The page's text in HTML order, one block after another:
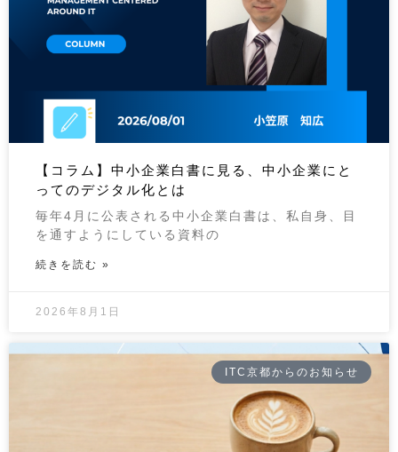
【コラム】中小企業白書に見る、中小企業にと
ってのデジタル化とは
毎年4月に公表される中小企業白書は、私自身、目
を通すようにしている資料の
続きを読む »
2026年8月1日
ITC京都からのお知らせ